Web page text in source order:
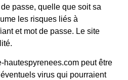
passe, quelle que soit sa
les risques liés à
et mot de passe. Le site
hautespyrenees.com peut être
virus qui pourraient